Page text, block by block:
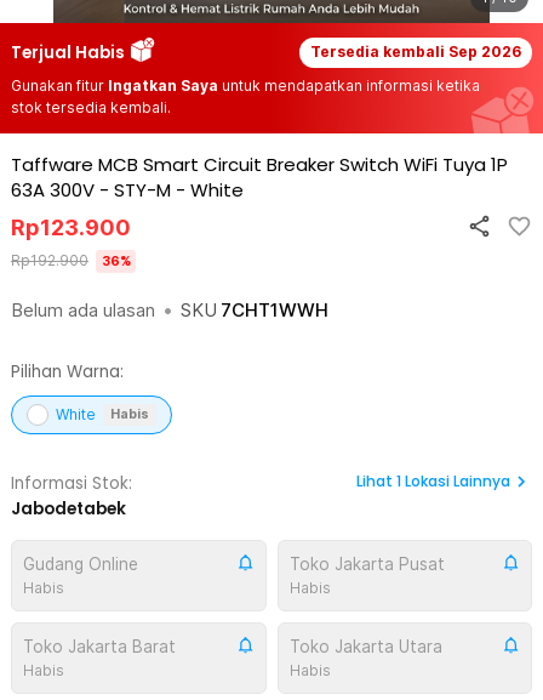
Terjual Habis Tersedia kembali Sep 2026
Gunakan fitur Ingatkan Saya untuk mendapatkan informasi ketika
stok tersedia kembali.
Taffware MCB Smart Circuit Breaker Switch WiFi Tuya 1P
63A 300V - STY-M - White
Belum ada ulasan • SKU 7CHT1WWH
Rp123.900
Rp192.900 36%
Pilihan Warna:
White Habis
Informasi Stok:
Jabodetabek
Lihat 1Lokasi Lainnya
Gudang Online
Habis
Toko Jakarta Pusat
Habis
Toko Jakarta Barat
Habis
Toko Jakarta Utara
Habis